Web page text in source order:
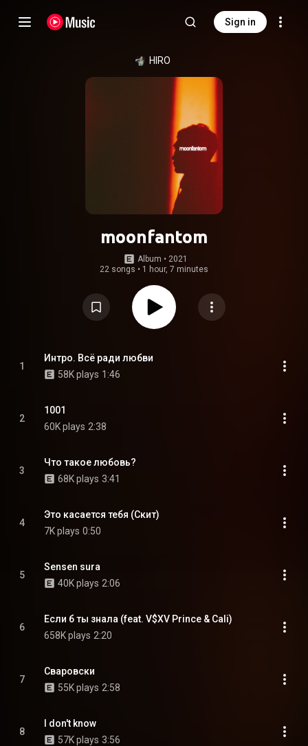
Sign in
HIRO
moonfantom
Album • 2021
22 songs • 1 hour, 7 minutes
1
Интро. Всё ради любви
58K plays 1:46
2
1001
60K plays 2:38
3
Что такое любовь?
68K plays 3:41
4
Это касается тебя (Скит)
7K plays 0:50
5
Sensen sura
40K plays 2:06
6
Если б ты знала (feat. V$XV Prince & Cali)
658K plays 2:20
7
Сваровски
55K plays 2:58
8
I don't know
57K plays 3:56